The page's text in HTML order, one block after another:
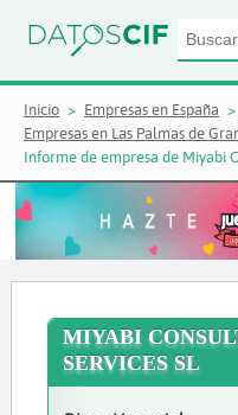
Inicio Empresas en España
Empresas en Las Palmas de
Informe de empresa de Miyabi
MIYABI
SERVICES SL